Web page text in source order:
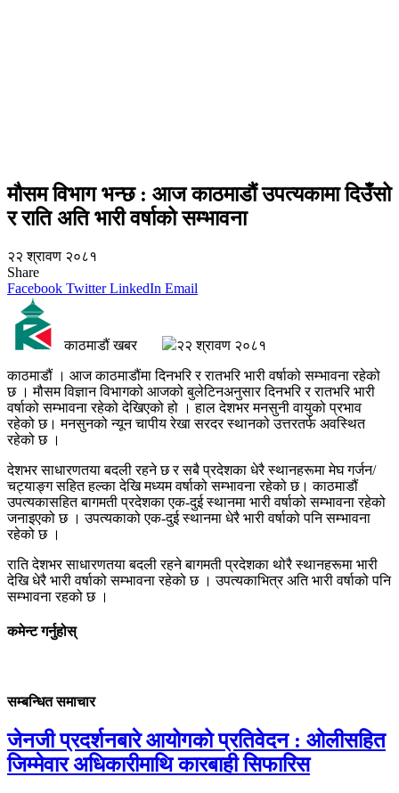
मौसम विभाग भन्छ : आज काठमाडौं उपत्यकामा दिउँसो
र राति अति भारी वर्षाको सम्भावना
२२ श्रावण २०८१
Share
Facebook Twitter LinkedIn Email
काठमाडौं खबर
२२ श्रावण २०८१
काठमाडौं । आज काठमाडौंमा दिनभरि र रातभरि भारी वर्षाको सम्भावना रहेको
छ । मौसम विज्ञान विभागको आजको बुलेटिनअनुसार दिनभरि र रातभरि भारी
वर्षाको सम्भावना रहेको देखिएको हो । हाल देशभर मनसुनी वायुको प्रभाव
रहेको छ। मनसुनको न्यून चापीय रेखा सरदर स्थानको उत्तरतर्फ अवस्थित
रहेको छ ।
देशभर साधारणतया बदली रहने छ र सबै प्रदेशका धेरै स्थानहरूमा मेघ गर्जन/
चट्याङ्ग सहित हल्का देखि मध्यम वर्षाको सम्भावना रहेको छ। काठमाडौं
उपत्यकासहित बागमती प्रदेशका एक-दुई स्थानमा भारी वर्षाको सम्भावना रहेको
जनाइएको छ । उपत्यकाको एक-दुई स्थानमा धेरै भारी वर्षाको पनि सम्भावना
रहेको छ ।
राति देशभर साधारणतया बदली रहने बागमती प्रदेशका थोरै स्थानहरूमा भारी
देखि धेरै भारी वर्षाको सम्भावना रहेको छ । उपत्यकाभित्र अति भारी वर्षाको पनि
सम्भावना रहको छ ।
कमेन्ट गर्नुहोस्
सम्बन्धित समाचार
जेनजी प्रदर्शनबारे आयोगको प्रतिवेदन : ओलीसहित
जिम्मेवार अधिकारीमाथि कारबाही सिफारिस